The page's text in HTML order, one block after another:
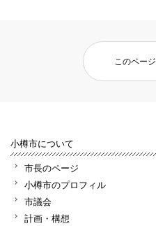
このペー
小樽市について
市長のページ
小樽市のプロフィル
市議会
計画・構想